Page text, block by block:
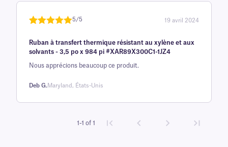
5 sur la
base d'
évaluation
5/5 19 avril 2024
Ruban à transfert thermique résistant au xylène et aux
solvants - 3,5 po x 984 pi #XAR89X300C1-1JZ4
Nous apprécions beaucoup ce produit.
Deb G.Maryland, États-Unis
1-1 of 1